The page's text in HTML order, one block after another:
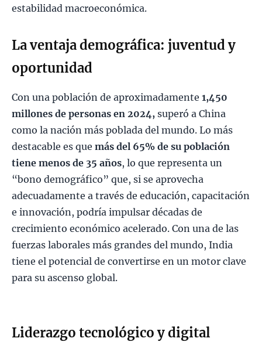
estabilidad macroeconómica.
La ventaja demográfica: juventud y
oportunidad
Con una población de aproximadamente 1,450
millones de personas en 2024, superó a China
como la nación más poblada del mundo. Lo más
destacable es que más del 65% de su población
tiene menos de 35 años, lo que representa un
“bono demográfico” que, si se aprovecha
adecuadamente a través de educación, capacitación
e innovación, podría impulsar décadas de
crecimiento económico acelerado. Con una de las
fuerzas laborales más grandes del mundo, India
tiene el potencial de convertirse en un motor clave
para su ascenso global.
Liderazgo tecnológico y digital